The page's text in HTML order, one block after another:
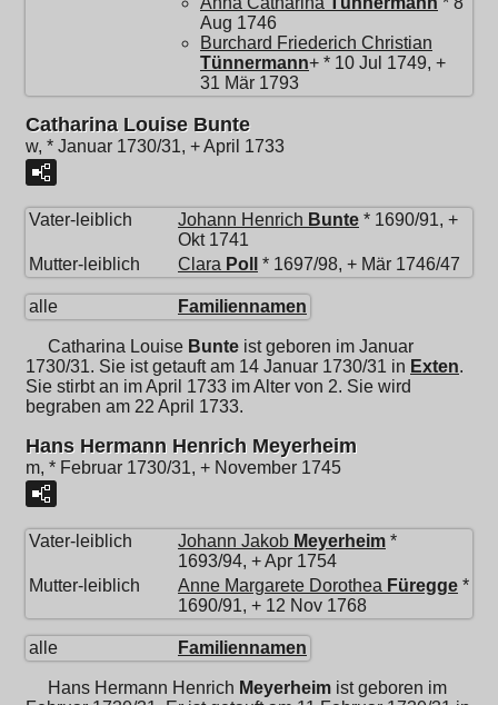
Aug 1746
Burchard Friederich Christian
Tünnermann+ * 10 Jul 1749, +
31 Mär 1793
Catharina Louise Bunte
w, * Januar 1730/31, + April 1733
Vater-leiblich Johann Henrich Bunte * 1690/91, +
Okt 1741
Mutter-leiblich
Clara Poll * 1697/98, + Mär 1746/47
alle Familiennamen
Catharina Louise Bunte ist geboren im Januar
1730/31. Sie ist getauft am 14 Januar 1730/31 in Exten.
Sie stirbt an im April 1733 im Alter von 2. Sie wird
begraben am 22 April 1733.
Hans Hermann Henrich Meyerheim
m, * Februar 1730/31, + November 1745
Vater-leiblich Johann Jakob Meyerheim *
1693/94, + Apr 1754
Mutter-leiblich
Anne Margarete Dorothea Füregge *
1690/91, + 12 Nov 1768
alle Familiennamen
Hans Hermann Henrich Meyerheim ist geboren im